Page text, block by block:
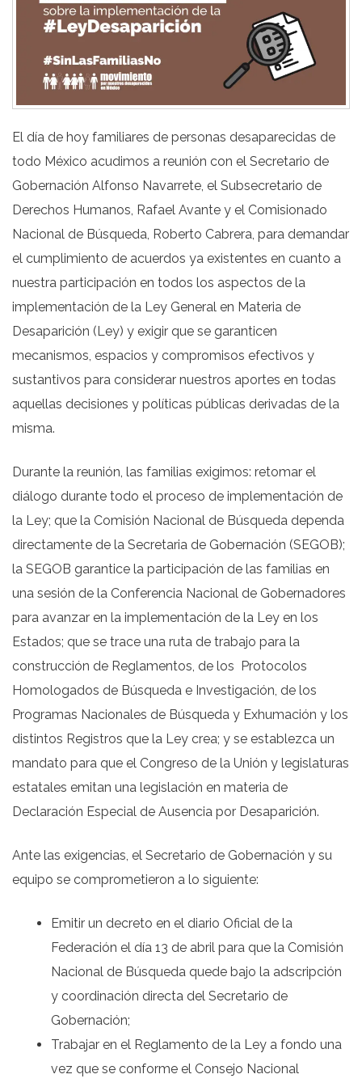
El día de hoy familiares de personas desaparecidas de
todo México acudimos a reunión con el Secretario de
Gobernación Alfonso Navarrete, el Subsecretario de
Derechos Humanos, Rafael Avante y el Comisionado
Nacional de Búsqueda, Roberto Cabrera, para demandar
el cumplimiento de acuerdos ya existentes en cuanto a
nuestra participación en todos los aspectos de la
implementación de la Ley General en Materia de
Desaparición (Ley) y exigir que se garanticen
mecanismos, espacios y compromisos efectivos y
sustantivos para considerar nuestros aportes en todas
aquellas decisiones y políticas públicas derivadas de la
misma.
Durante la reunión, las familias exigimos: retomar el
diálogo durante todo el proceso de implementación de
la Ley; que la Comisión Nacional de Búsqueda dependa
directamente de la Secretaria de Gobernación (SEGOB);
la SEGOB garantice la participación de las familias en
una sesión de la Conferencia Nacional de Gobernadores
para avanzar en la implementación de la Ley en los
Estados; que se trace una ruta de trabajo para la
construcción de Reglamentos, de los Protocolos
Homologados de Búsqueda e Investigación, de los
Programas Nacionales de Búsqueda y Exhumación y los
distintos Registros que la Ley crea; y se establezca un
mandato para que el Congreso de la Unión y legislaturas
estatales emitan una legislación en materia de
Declaración Especial de Ausencia por Desaparición.
Ante las exigencias, el Secretario de Gobernación y su
equipo se comprometieron a lo siguiente:
Emitir un decreto en el diario Oficial de la
Federación el día 13 de abril para que la Comisión
Nacional de Búsqueda quede bajo la adscripción
y coordinación directa del Secretario de
Gobernación;
Trabajar en el Reglamento de la Ley a fondo una
vez que se conforme el Consejo Nacional